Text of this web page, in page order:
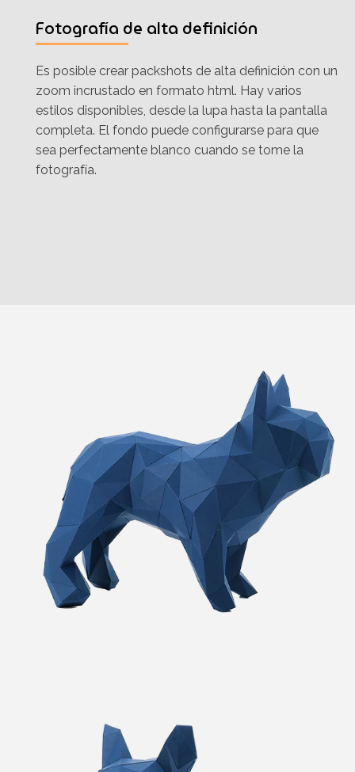
Fotografía de alta definición
Es posible crear packshots de alta definición con un
zoom incrustado en formato html. Hay varios
estilos disponibles, desde la lupa hasta la pantalla
completa. El fondo puede configurarse para que
sea perfectamente blanco cuando se tome la
fotografía.